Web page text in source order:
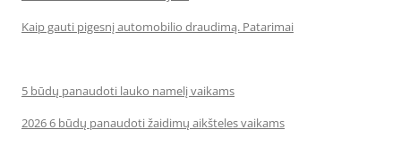
Kaip gauti pigesnį automobilio draudimą. Patarimai
5 būdų panaudoti lauko namelį vaikams
2026 6 būdų panaudoti žaidimų aikšteles vaikams